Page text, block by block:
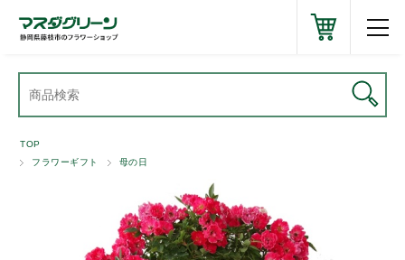
TOP
フラワーギフト
母の日